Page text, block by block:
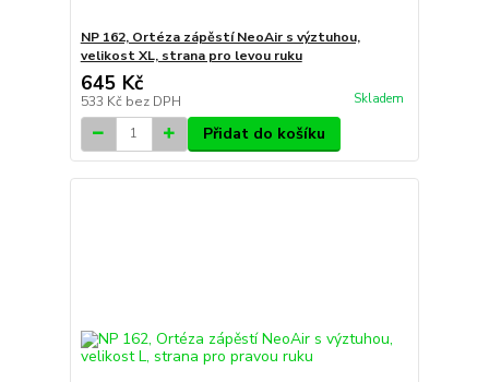
NP 162, Ortéza zápěstí NeoAir s výztuhou,
velikost XL, strana pro levou ruku
645 Kč
533 Kč bez DPH Skladem
Přidat do košíku